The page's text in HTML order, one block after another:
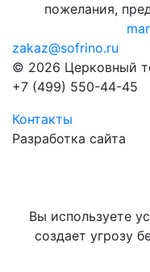
пожелания,
zakaz@sofrino.ru
© 2026 Церковный
+7 (499) 550-44-45
Контакты
Разработка сайта
Вы используете
создает угрозу